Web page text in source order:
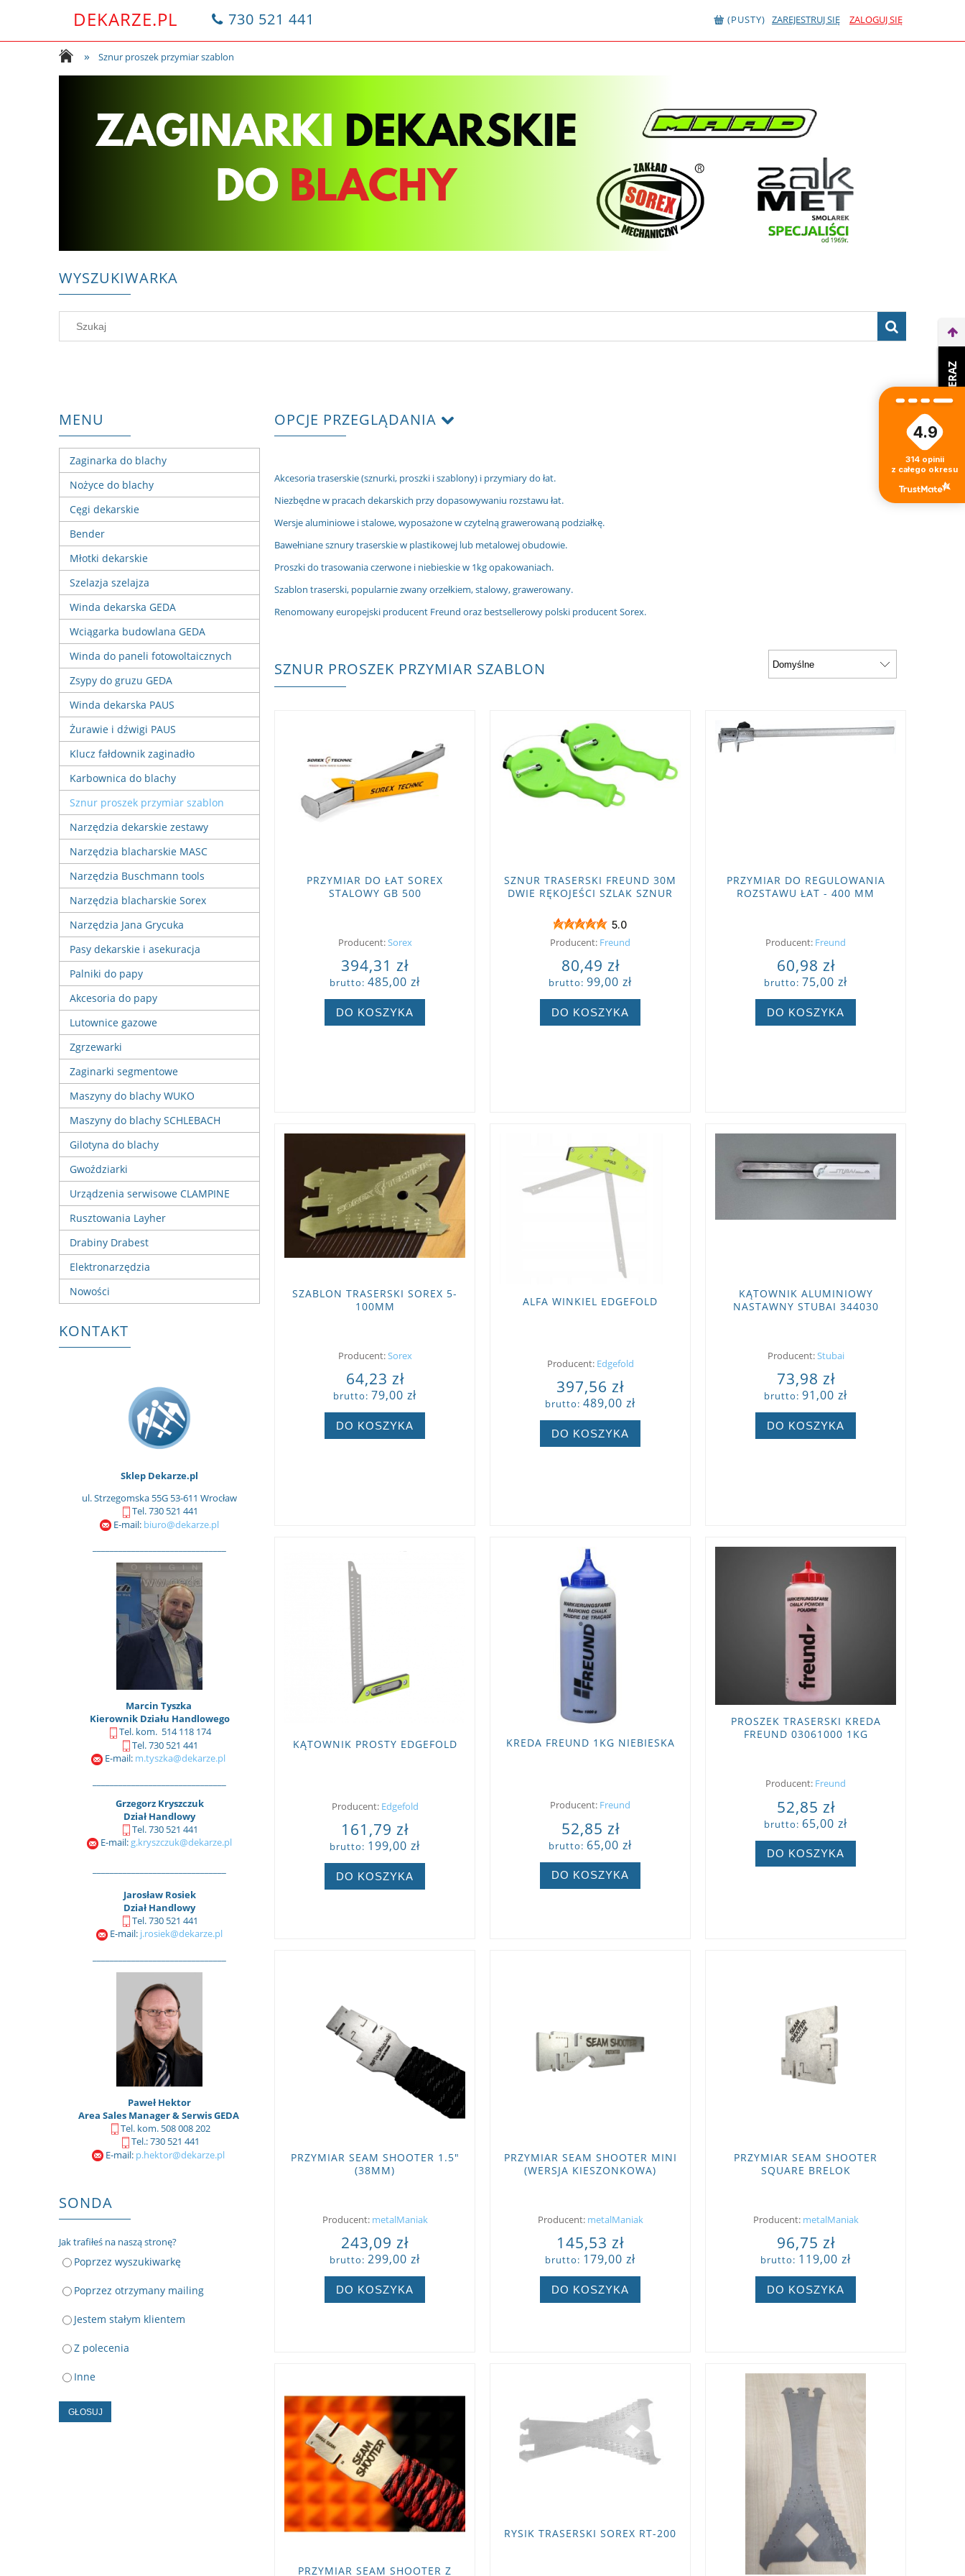
DEKARZE.PL 730 521 441 (PUSTY) ZAREJESTRUJ SIĘ ZALOGUJ SIĘ
» Sznur proszek przymiar szablon
WYSZUKIWARKA
MENU
Zaginarka do blachy
Nożyce do blachy
Cęgi dekarskie
Bender
Młotki dekarskie
Szelazja szelajza
Winda dekarska GEDA
Wciągarka budowlana GEDA
Winda do paneli fotowoltaicznych
Zsypy do gruzu GEDA
Winda dekarska PAUS
Żurawie i dźwigi PAUS
Klucz fałdownik zaginadło
Karbownica do blachy
Sznur proszek przymiar szablon
Narzędzia dekarskie zestawy
Narzędzia blacharskie MASC
Narzędzia Buschmann tools
Narzędzia blacharskie Sorex
Narzędzia Jana Grycuka
Pasy dekarskie i asekuracja
Palniki do papy
Akcesoria do papy
Lutownice gazowe
Zgrzewarki
Zaginarki segmentowe
Maszyny do blachy WUKO
Maszyny do blachy SCHLEBACH
Gilotyna do blachy
Gwoździarki
Urządzenia serwisowe CLAMPINE
Rusztowania Layher
Drabiny Drabest
Elektronarzędzia
Nowości
KONTAKT
Sklep Dekarze.pl
ul. Strzegomska 55G 53-611 Wrocław
Tel. 730 521 441
E-mail: biuro@dekarze.pl
Marcin Tyszka
Kierownik Działu Handlowego
Tel. kom. 514 118 174
Tel. 730 521 441
E-mail: m.tyszka@dekarze.pl
Grzegorz Kryszczuk
Dział Handlowy
Tel. 730 521 441
E-mail: g.kryszczuk@dekarze.pl
Jarosław Rosiek
Dział Handlowy
Tel. 730 521 441
E-mail: j.rosiek@dekarze.pl
Paweł Hektor
Area Sales Manager & Serwis GEDA
Tel. kom. 508 008 202
Tel.: 730 521 441
E-mail: p.hektor@dekarze.pl
SONDA
Jak trafiłeś na naszą stronę?
Poprzez wyszukiwarkę
Poprzez otrzymany mailing
Jestem stałym klientem
Z polecenia
Inne
GŁOSUJ
OPCJE PRZEGLĄDANIA
Akcesoria traserskie (sznurki, proszki i szablony) i przymiary do łat.
Niezbędne w pracach dekarskich przy dopasowywaniu rozstawu łat.
Wersje aluminiowe i stalowe, wyposażone w czytelną grawerowaną podziałkę.
Bawełniane sznury traserskie w plastikowej lub metalowej obudowie.
Proszki do trasowania czerwone i niebieskie w 1kg opakowaniach.
Szablon traserski, popularnie zwany orzełkiem, stalowy, grawerowany.
Renomowany europejski producent Freund oraz bestsellerowy polski producent Sorex.
SZNUR PROSZEK PRZYMIAR SZABLON
PRZYMIAR DO ŁAT SOREX
STALOWY GB 500
Producent:Sorex
394,31 zł
brutto: 485,00 zł
DO KOSZYKA
SZNUR TRASERSKI FREUND 30M
DWIE RĘKOJEŚCI SZLAK SZNUR
5.0
Producent: Freund
80,49 zł
brutto: 99,00 zł
DO KOSZYKA
PRZYMIAR DO REGULOWANIA
ROZSTAWU ŁAT - 400 MM
Producent: Freund
60,98 zł
brutto: 75,00 zł
DO KOSZYKA
SZABLON TRASERSKI SOREX 5-
100MM
Producent:Sorex
64,23 zł
brutto: 79,00 zł
DO KOSZYKA
ALFA WINKIEL EDGEFOLD
Producent: Edgefold
397,56 zł
brutto: 489,00 zł
DO KOSZYKA
KĄTOWNIK ALUMINIOWY
NASTAWNY STUBAI 344030
Producent:Stubai
73,98 zł
brutto: 91,00 zł
DO KOSZYKA
KĄTOWNIK PROSTY EDGEFOLD
Producent: Edgefold
161,79 zł
brutto: 199,00 zł
DO KOSZYKA
KREDA FREUND 1KG NIEBIESKA
Producent: Freund
52,85 zł
brutto: 65,00 zł
DO KOSZYKA
PROSZEK TRASERSKI KREDA
FREUND 03061000 1KG
Producent: Freund
52,85 zł
brutto: 65,00 zł
DO KOSZYKA
PRZYMIAR SEAM SHOOTER 1.5"
(38MM)
Producent: metalManiak
243,09 zł
brutto: 299,00 zł
DO KOSZYKA
PRZYMIAR SEAM SHOOTER MINI
(WERSJA KIESZONKOWA)
Producent: metalManiak
145,53 zł
brutto: 179,00 zł
DO KOSZYKA
PRZYMIAR SEAM SHOOTER
SQUARE BRELOK
Producent: metalManiak
96,75 zł
brutto: 119,00 zł
DO KOSZYKA
PRZYMIAR SEAM SHOOTER Z
RYSIK TRASERSKI SOREX RT-200
WEŹ LEASING TERAZ
4.9
314 opinii
z całego okresu